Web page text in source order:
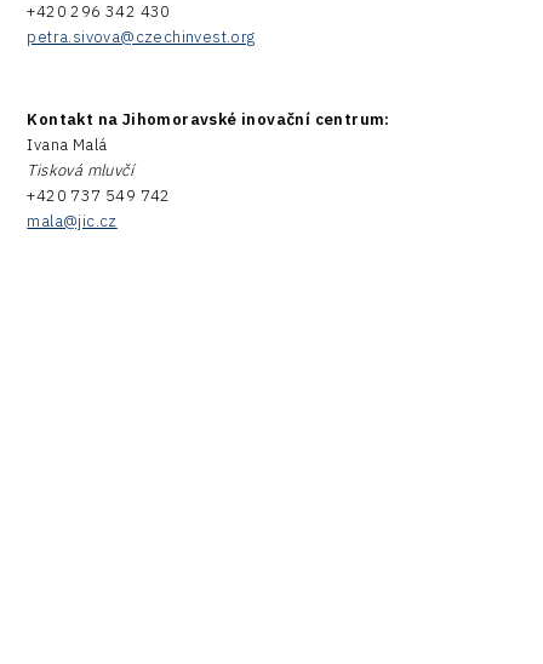
+420 296 342 430
petra.sivova@czechinvest.org
Kontakt na Jihomoravské inovační centrum:
Ivana Malá
Tisková mluvčí
+420 737 549 742
mala@jic.cz